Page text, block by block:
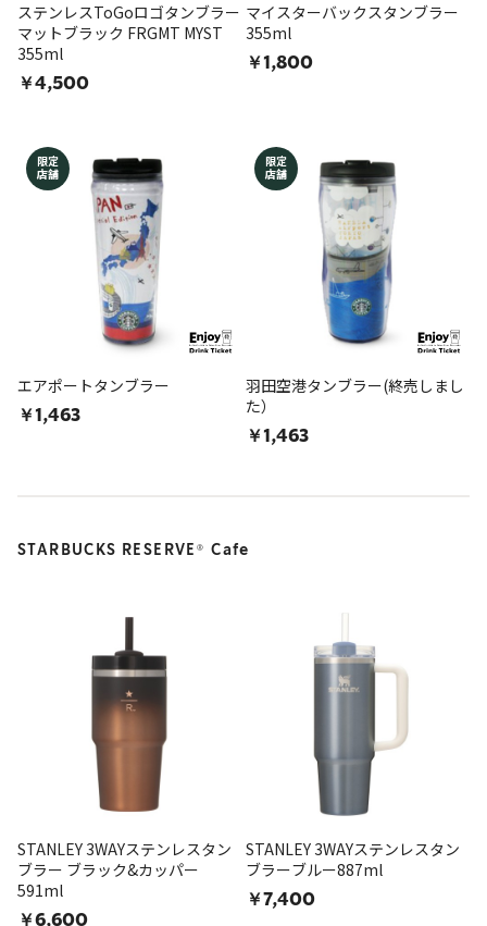
ステンレスToGoロゴタンブラー
マットブラック FRGMT MYST
355ml
￥4,500
マイスターバックスタンブラー
355ml
￥1,800
限定
店舗
エアポートタンブラー
￥1,463
限定
店舗
羽田空港タンブラー(終売しまし
た）
￥1,463
STARBUCKS RESERVE ® Cafe
STANLEY 3WAYステンレスタン
ブラー ブラック&カッパー
591ml
￥6,600
STANLEY 3WAYステンレスタン
ブラーブルー887ml
￥7,400